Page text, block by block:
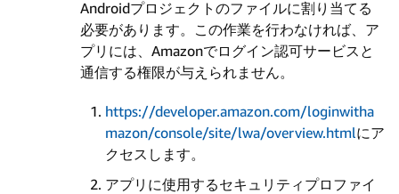
Androidプロジェクトのファイルに割り当てる
必要があります。この作業を行わなければ、ア
プリには、Amazonでログイン認可サービスと
通信する権限が与えられません。
https://developer.amazon.com/loginwitha
mazon/console/site/lwa/overview.htmlにア
クセスします。
アプリに使用するセキュリティプロファイ